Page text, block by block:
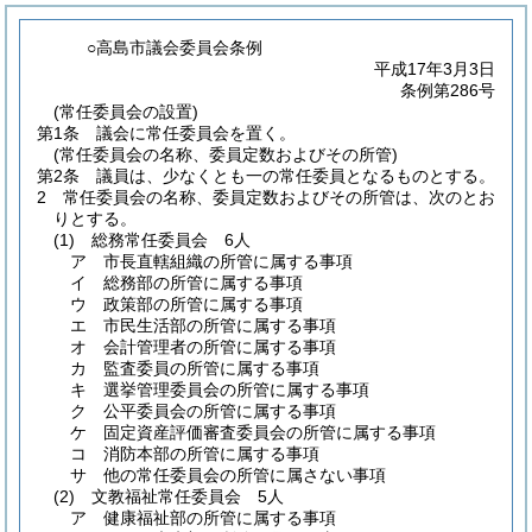
○高島市議会委員会条例
平成17年3月3日
条例第286号
(常任委員会の設置)
第1条
議会に常任委員会を置く。
(常任委員会の名称、委員定数およびその所管)
第2条
議員は、少なくとも一の常任委員となるものとする。
2
常任委員会の名称、委員定数およびその所管は、次のとお
りとする。
(1)
総務常任委員会 6人
ア
市長直轄組織の所管に属する事項
イ
総務部の所管に属する事項
ウ
政策部の所管に属する事項
エ
市民生活部の所管に属する事項
オ
会計管理者の所管に属する事項
カ
監査委員の所管に属する事項
キ
選挙管理委員会の所管に属する事項
ク
公平委員会の所管に属する事項
ケ
固定資産評価審査委員会の所管に属する事項
コ
消防本部の所管に属する事項
サ
他の常任委員会の所管に属さない事項
(2)
文教福祉常任委員会 5人
ア
健康福祉部の所管に属する事項